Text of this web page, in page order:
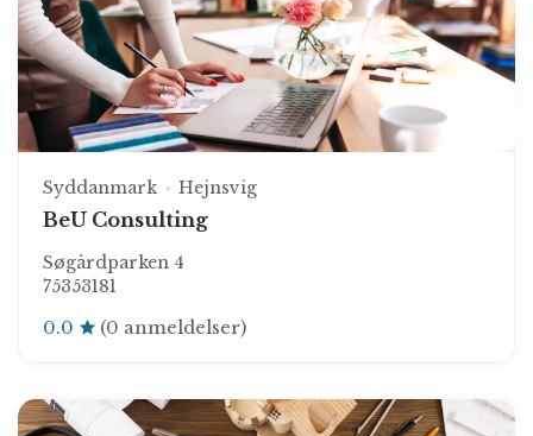
Syddanmark Hejnsvig
BeU Consulting
Søgårdparken 4
75353181
0.0 (0 anmeldelser)